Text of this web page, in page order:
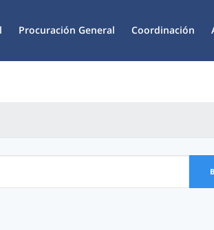
Procuración General Coordinación